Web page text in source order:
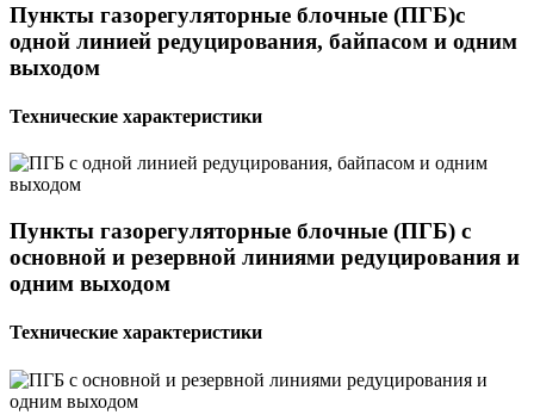
Пункты газорегуляторные блочные (ПГБ)с
одной линией редуцирования, байпасом и одним
выходом
Технические характеристики
Пункты газорегуляторные блочные (ПГБ) с
основной и резервной линиями редуцирования и
одним выходом
Технические характеристики